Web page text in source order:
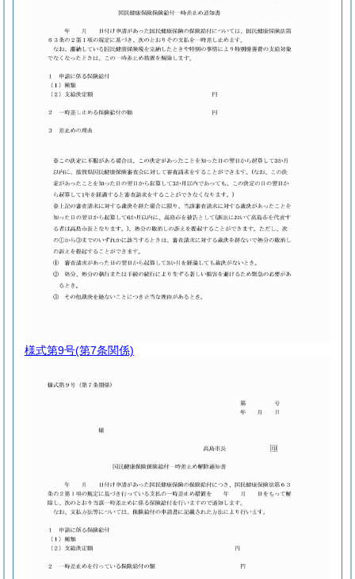
様式第9号(第7条関係)